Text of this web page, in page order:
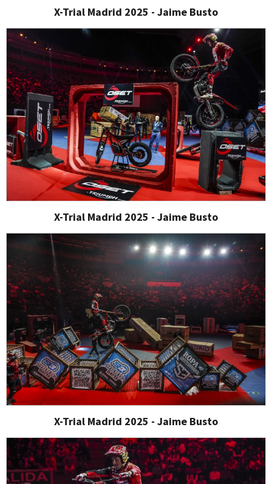
X-Trial Madrid 2025 - Jaime Busto
X-Trial Madrid 2025 - Jaime Busto
X-Trial Madrid 2025 - Jaime Busto